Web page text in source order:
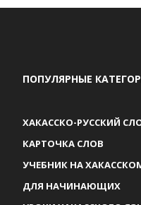
ПОПУЛЯРНЫЕ
ХАКАССКО-РУССКИЙ
КАРТОЧКА СЛОВ
УЧЕБНИК НА
ДЛЯ НАЧИНАЮЩИХ